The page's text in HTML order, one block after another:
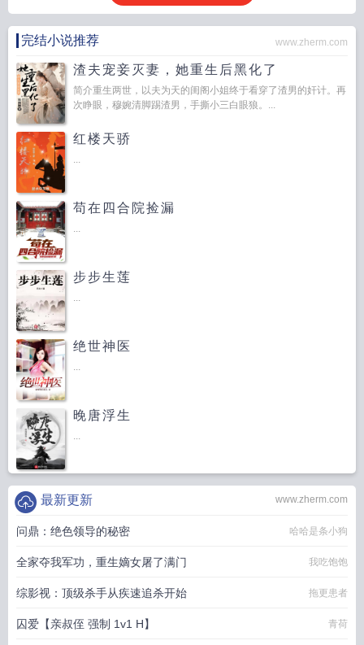
完结小说推荐 www.zherm.com
渣夫宠妾灭妻，她重生后黑化了
简介重生两世，以夫为天的闺阁小姐终于看穿了渣男的奸计。再
次睁眼，穆婉清脚踢渣男，手撕小三白眼狼。...
红楼天骄
...
苟在四合院捡漏
...
步步生莲
...
绝世神医
...
晚唐浮生
...
www.zherm.com
最新更新
问鼎：绝色领导的秘密 哈哈是条小狗
全家夺我军功，重生嫡女屠了满门 我吃饱饱
综影视：顶级杀手从疾速追杀开始 拖更患者
囚爱【亲叔侄 强制 1v1 H】 青荷